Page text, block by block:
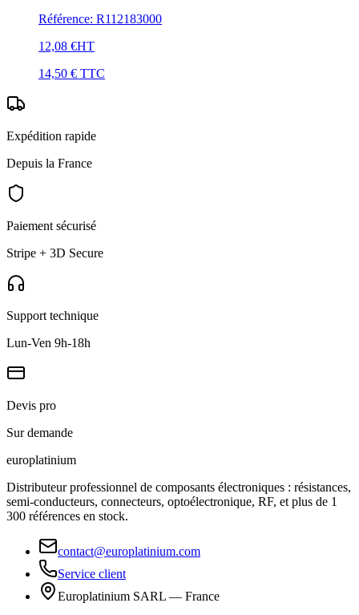
Référence: R112183000
12,08 €HT
14,50 € TTC
Expédition rapide
Depuis la France
Paiement sécurisé
Stripe + 3D Secure
Support technique
Lun-Ven 9h-18h
Devis pro
Sur demande
europlatinium
Distributeur professionnel de composants électroniques : résistances,
semi-conducteurs, connecteurs, optoélectronique, RF, et plus de 1
300 références en stock.
contact@europlatinium.com
Service client
Europlatinium SARL — France